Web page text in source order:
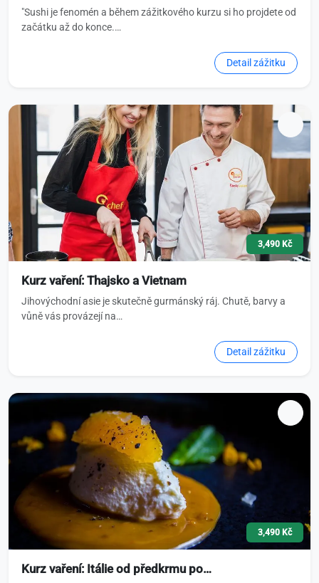
"Sushi je fenomén a během zážitkového kurzu si ho projdete od
začátku až do konce.…
Detail zážitku
3,490 Kč
Kurz vaření: Thajsko a Vietnam
Jihovýchodní asie je skutečně gurmánský ráj. Chutě, barvy a
vůně vás provázejí na…
Detail zážitku
3,490 Kč
Kurz vaření: Itálie od předkrmu po…